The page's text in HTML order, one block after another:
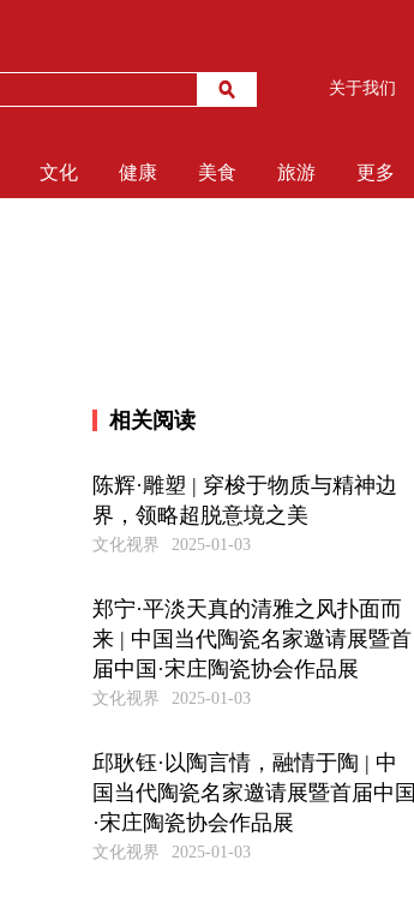
关于我们
文化 健康 美食 旅游 更多
相关阅读
陈辉·雕塑 | 穿梭于物质与精神边
界，领略超脱意境之美
文化视界 2025-01-03
郑宁·平淡天真的清雅之风扑面而
来 | 中国当代陶瓷名家邀请展暨首
届中国·宋庄陶瓷协会作品展
文化视界 2025-01-03
邱耿钰·以陶言情，融情于陶 | 中
国当代陶瓷名家邀请展暨首届中国
·宋庄陶瓷协会作品展
文化视界 2025-01-03